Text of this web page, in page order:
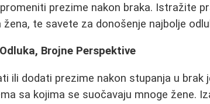
prezime nakon braka. Istražite
te savete za donošenje najbolje
Brojne Perspektive
ili dodati prezime nakon stupanja u brak
sa kojima se suočavaju mnoge žene.